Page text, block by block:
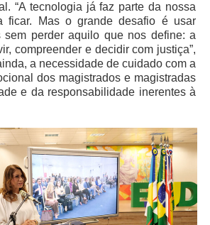
de Gestão Socioambiental
do Plano de Contratações e Aquisições
TRT11
do Centro de Inteligência
de Raça, Gênero e Diversidade
Justiça Itinerante
de Avaliação Documental
IA
“A tecnologia já faz parte da nossa
ficar. Mas o grande desafio é usar
sem perder aquilo que nos define: a
compreender e decidir com justiça”,
a necessidade de cuidado com a
dos magistrados e magistradas
e da responsabilidade inerentes à